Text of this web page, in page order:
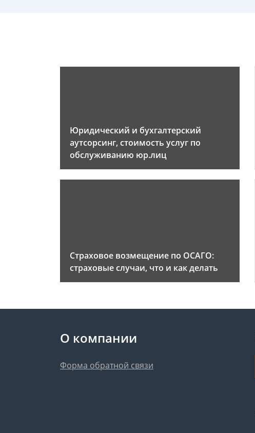
Юридический и бухгалтерский
аутсорсинг, стоимость услуг по
обслуживанию юр.лиц
Страховое возмещение по ОСАГО:
страховые случаи, что и как делать
О компании
Форма обратной связи